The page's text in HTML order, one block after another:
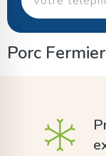
Porc Fermier